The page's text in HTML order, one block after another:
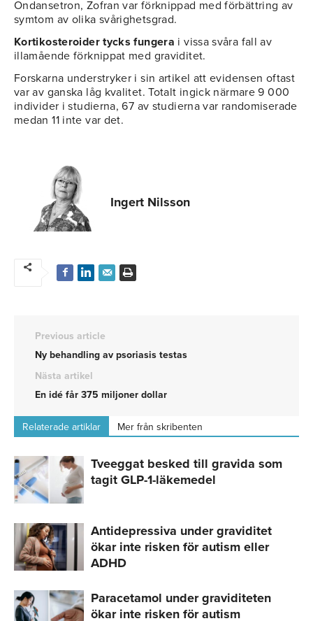
Ondansetron, Zofran var förknippad med förbättring av
symtom av olika svårighetsgrad.
Kortikosteroider tycks fungera i vissa svåra fall av
illamående förknippat med graviditet.
Forskarna understryker i sin artikel att evidensen oftast
var av ganska låg kvalitet. Totalt ingick närmare 9 000
individer i studierna, 67 av studierna var randomiserade
medan 11 inte var det.
Ingert Nilsson
Previous article
Ny behandling av psoriasis testas
Nästa artikel
En idé får 375 miljoner dollar
Relaterade artiklar Mer från skribenten
Tveeggat besked till gravida som
tagit GLP-1-läkemedel
Antidepressiva under graviditet
ökar inte risken för autism eller
ADHD
Paracetamol under graviditeten
ökar inte risken för autism